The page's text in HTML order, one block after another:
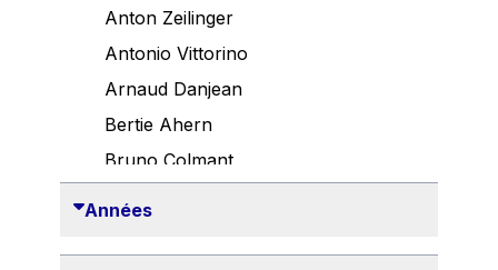
Anton Zeilinger
Antonio Vittorino
Arnaud Danjean
Bertie Ahern
Bruno Colmant
Années